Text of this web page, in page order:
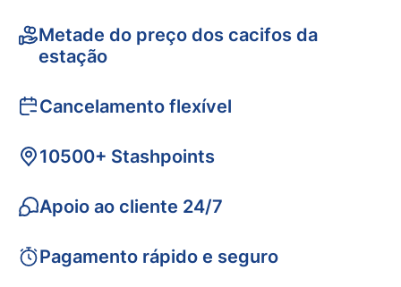
Metade do preço dos cacifos da
estação
Cancelamento flexível
10500+ Stashpoints
Apoio ao cliente 24/7
Pagamento rápido e seguro